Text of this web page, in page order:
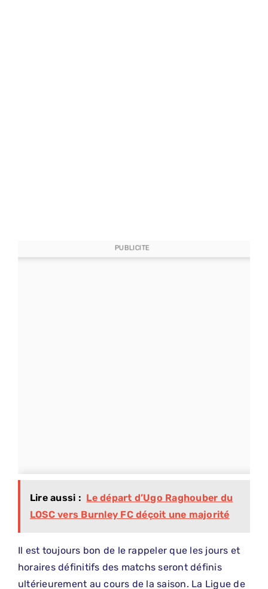
PUBLICITE
Lire aussi : Le départ d’Ugo Raghouber du
LOSC vers Burnley FC déçoit une majorité
Il est toujours bon de le rappeler que les jours et
horaires définitifs des matchs seront définis
ultérieurement au cours de la saison. La Ligue de